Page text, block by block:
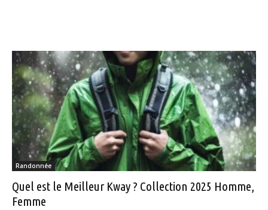
Randonnée
Quel est le Meilleur Kway ? Collection 2025 Homme,
Femme